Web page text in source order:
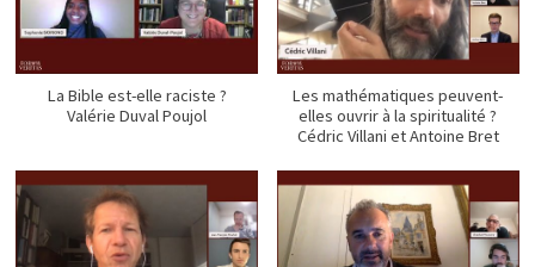
La Bible est-elle raciste ?
Valérie Duval Poujol
Les mathématiques peuvent-
elles ouvrir à la spiritualité ?
Cédric Villani et Antoine Bret